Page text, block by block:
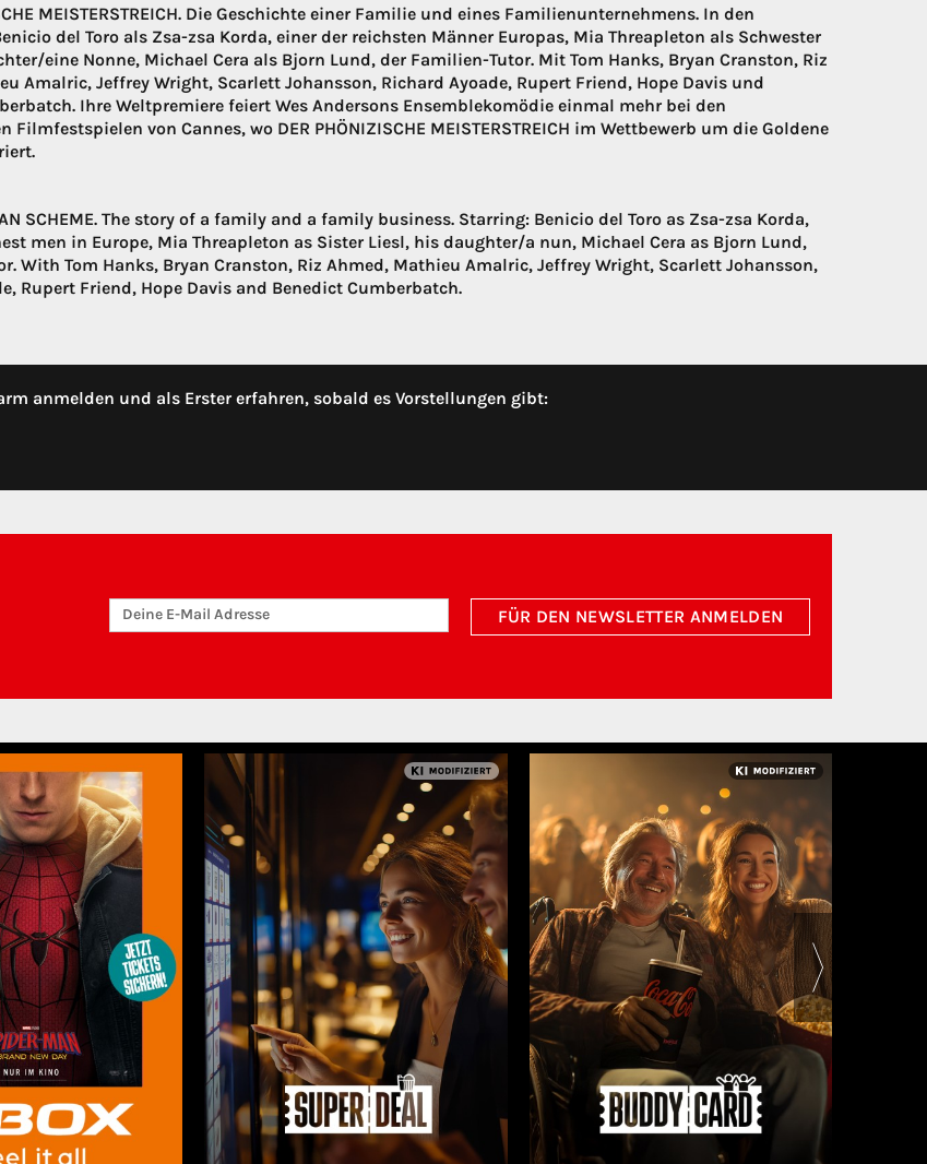
MEISTERSTREICH. Die Geschichte einer Familie und eines Familienunternehmens. In den
del Toro als Zsa-zsa Korda, einer der reichsten Männer Europas, Mia Threapleton als Schwester
eine Nonne, Michael Cera als Bjorn Lund, der Familien-Tutor. Mit Tom Hanks, Bryan Cranston, Riz
Amalric, Jeffrey Wright, Scarlett Johansson, Richard Ayoade, Rupert Friend, Hope Davis und
Ihre Weltpremiere feiert Wes Andersons Ensemblekomödie einmal mehr bei den
Filmfestspielen von Cannes, wo DER PHÖNIZISCHE MEISTERSTREICH im Wettbewerb um die Goldene
SCHEME. The story of a family and a family business. Starring: Benicio del Toro as Zsa-zsa Korda,
men in Europe, Mia Threapleton as Sister Liesl, his daughter/a nun, Michael Cera as Bjorn Lund,
With Tom Hanks, Bryan Cranston, Riz Ahmed, Mathieu Amalric, Jeffrey Wright, Scarlett Johansson,
Rupert Friend, Hope Davis and Benedict Cumberbatch.
anmelden und als Erster erfahren, sobald es Vorstellungen gibt:
FÜR DEN NEWSLETTER ANMELDEN